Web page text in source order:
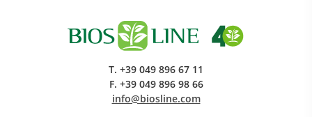
T. +39 049 896 67 11
F. +39 049 896 98 66
info@biosline.com